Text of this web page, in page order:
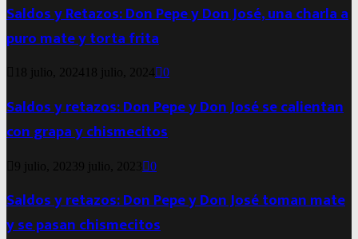
Saldos y Retazos: Don Pepe y Don José, una charla a
puro mate y torta frita
18 julio, 2024 18 julio, 2024 0
Saldos y retazos: Don Pepe y Don José se calientan
con grapa y chismecitos
9 julio, 20239 julio, 2023 0
Saldos y retazos: Don Pepe y Don José toman mate
y se pasan chismecitos